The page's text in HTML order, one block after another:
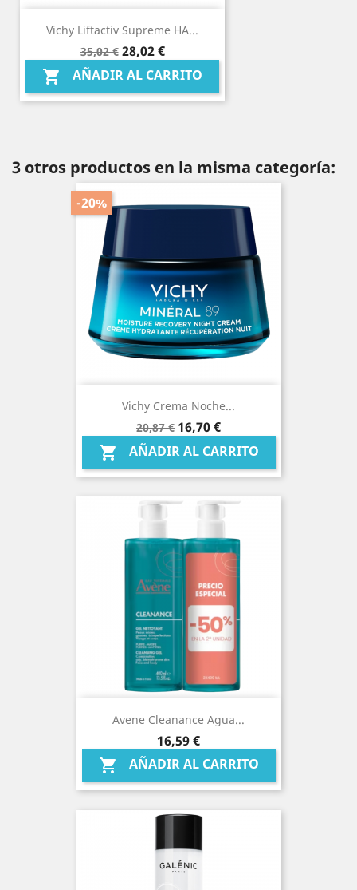
Vichy Liftactiv Supreme HA...
Precio
base
35,02 € Precio
28,02 €
 AÑADIR AL CARRITO
3 otros productos en la misma categoría:
Vichy Crema Noche...
Precio
base
20,87 €
-20%
Precio
16,70 €
 AÑADIR AL CARRITO
Avene Cleanance Agua...
Precio
16,59 €
 AÑADIR AL CARRITO